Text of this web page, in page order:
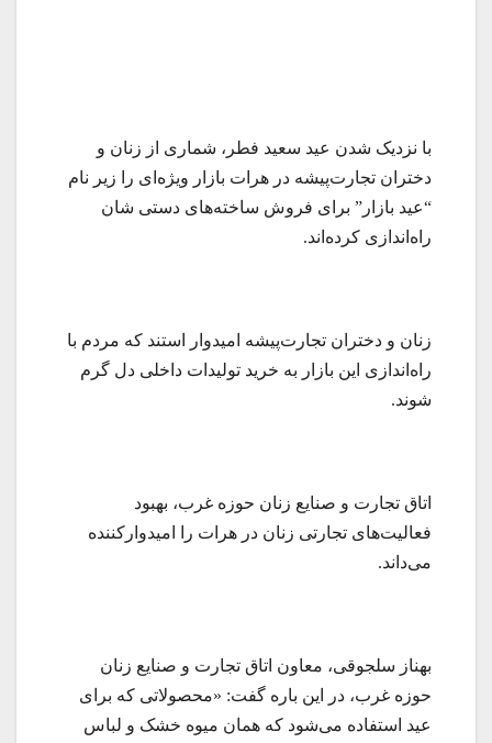
با نزدیک شدن عید سعید فطر، شماری از زنان و
دختران تجارت‌پیشه در هرات بازار ویژه‌ای را زیر نام
“عید بازار” برای فروش ساخته‌های دستی شان
راه‌اندازی کرده‌اند.
زنان و دختران تجارت‌پیشه امیدوار استند که مردم با
راه‌اندازی این بازار به خرید تولیدات داخلی دل گرم
شوند.
اتاق تجارت و صنایع زنان حوزه غرب، بهبود
فعالیت‌های تجارتی زنان در هرات را امیدوارکننده
می‌داند.
بهناز سلجوقی، معاون اتاق تجارت و صنایع زنان
حوزه غرب، در این باره گفت: «محصولاتی که برای
عید استفاده می‌شود که همان میوه خشک و لباس